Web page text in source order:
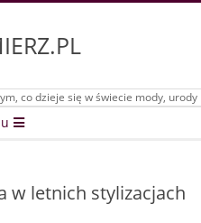
co dzieje się w świecie mody, urody
w letnich stylizacjach